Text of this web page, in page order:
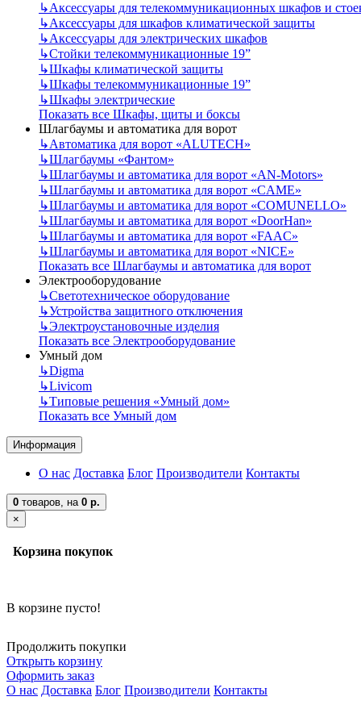
↳Аксессуары для телекоммуникационных шкафов и
↳Аксессуары для шкафов климатической защиты
↳Аксессуары для электрических шкафов
↳Стойки телекоммуникационные 19”
↳Шкафы климатической защиты
↳Шкафы телекоммуникационные 19”
↳Шкафы электрические
Показать все Шкафы, щиты и боксы
Шлагбаумы и автоматика для ворот
↳Автоматика для ворот «ALUTECH»
↳Шлагбаумы «Фантом»
↳Шлагбаумы и автоматика для ворот «AN-Motors»
↳Шлагбаумы и автоматика для ворот «CAME»
↳Шлагбаумы и автоматика для ворот «COMUNELLO»
↳Шлагбаумы и автоматика для ворот «DoorHan»
↳Шлагбаумы и автоматика для ворот «FAAC»
↳Шлагбаумы и автоматика для ворот «NICE»
Показать все Шлагбаумы и автоматика для ворот
Электрооборудование
↳Светотехническое оборудование
↳Устройства защитного отключения
↳Электроустановочные изделия
Показать все Электрооборудование
Умный дом
↳Digma
↳Livicom
↳Типовые решения «Умный дом»
Показать все Умный дом
Информация
О нас Доставка Блог Производители Контакты
0 товаров, на 0 р.
×
Корзина покупок
В корзине пусто!
Продолжить покупки
Открыть корзину
Оформить заказ
О нас Доставка Блог Производители Контакты